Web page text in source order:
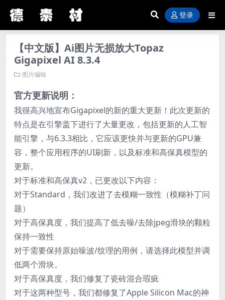
登录
【中文版】Ai图片无损放大Topaz
Gigapixel AI 8.3.4
图片编辑
官方更新说明：
我很高兴地宣布Gigapixel的新的重大更新！此次更新的
特点是在引擎盖下进行了大量更改，包括更新的人工智
能引擎，与6.3.3相比，它应该更快并与更新的GPU兼
容，整个应用程序的UI刷新，以及标准和高保真模型的
更新。
对于标准和高保真v2，已更改以下内容：
对于Standard，我们改进了去模糊一致性（模糊补丁问
题）
对于高保真度，我们提高了低去噪/去除jpeg滑块的颗粒
保持一致性
对于需要保持原始噪波/纹理的用例，请选择此模型并调
低两个滑块。
对于高保真度，我们修复了瓷砖混合瑕疵
对于这两种型号，我们都修复了Apple Silicon Mac的神